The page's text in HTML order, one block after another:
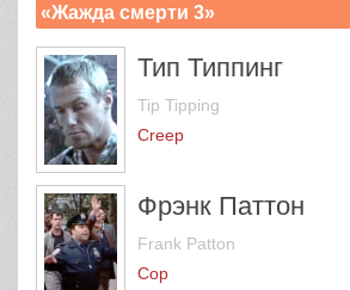
«Жажда смерти 3»
Тип Типпинг
Tip Tipping
Creep
Фрэнк Паттон
Frank Patton
Cop